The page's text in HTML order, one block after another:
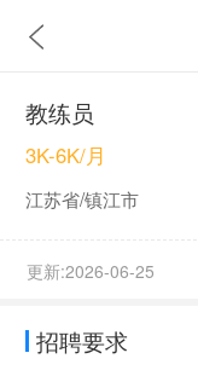
教练员
3K-6K/月
江苏省/镇江市
更新:2026-06-25
招聘要求